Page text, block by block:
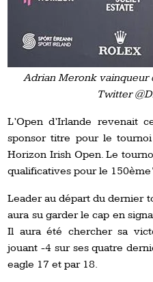
Adrian Meronk vainqueur
Twitter
L’Open d’Irlande revenait
sponsor titre pour le
Horizon Irish Open. Le
qualificatives pour le 150ème
Leader au départ du dernier
aura su garder le cap en
Il aura été chercher sa
jouant -4 sur ses quatre
eagle 17 et par 18.